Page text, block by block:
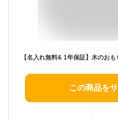
この商品を